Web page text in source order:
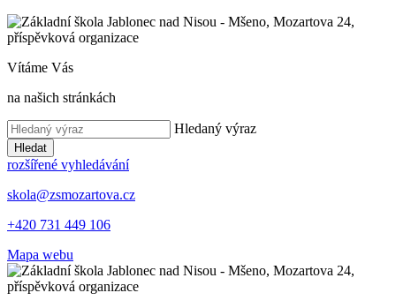
Vítáme Vás
na našich stránkách
Hledaný výraz
Hledat
rozšířené vyhledávání
skola@zsmozartova.cz
+420 731 449 106
Mapa webu